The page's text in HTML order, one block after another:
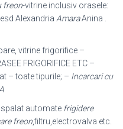
freon-vitrine inclusiv orasele:
Alexandria AmaraAnina .
vitrine frigorifice –
FRIGORIFICE ETC –
– toate tipurile; – Incarcari cu
automate frigidere
freon,filtru,electrovalva etc.